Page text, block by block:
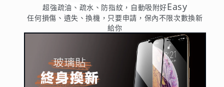
超強疏油、疏水、防指紋，自動吸附好Easy
任何損傷、遺失、換機，只要申請，保內不限次數換新
給你